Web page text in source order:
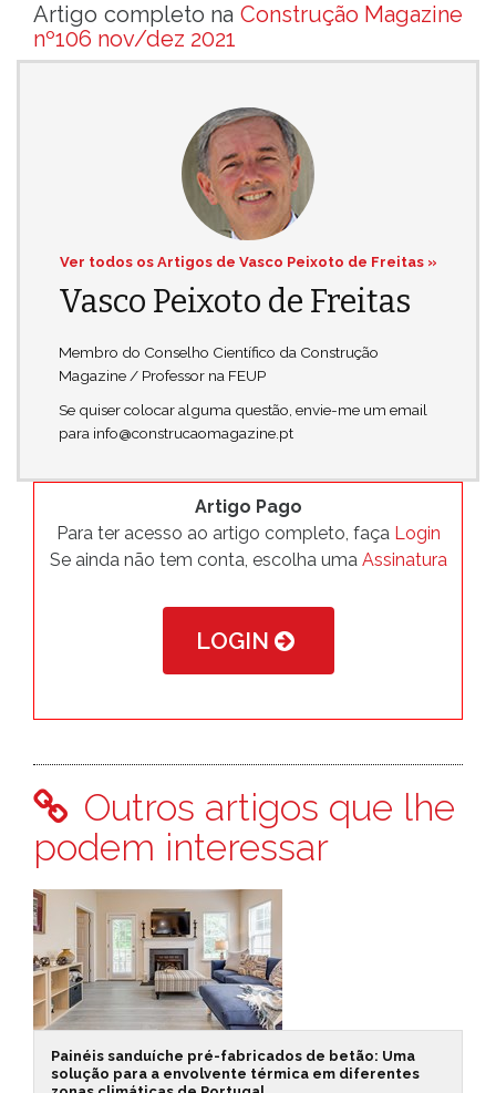
Artigo completo na Construção Magazine
nº106 nov/dez 2021
Ver todos os Artigos de Vasco Peixoto de Freitas »
Vasco Peixoto de Freitas
Membro do Conselho Científico da Construção
Magazine / Professor na FEUP
Se quiser colocar alguma questão, envie-me um email
para info@construcaomagazine.pt
Artigo Pago
Para ter acesso ao artigo completo, faça Login
Se ainda não tem conta, escolha uma Assinatura
LOGIN
Outros artigos que lhe
podem interessar
Painéis sanduíche pré-fabricados de betão: Uma
solução para a envolvente térmica em diferentes